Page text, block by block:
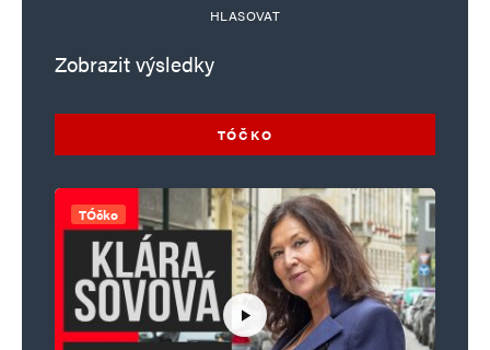
HLASOVAT
Zobrazit výsledky
TÓČKO
TÓčko